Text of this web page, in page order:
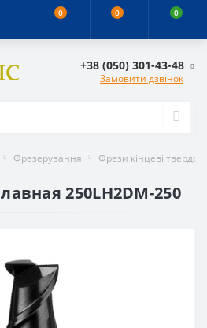
0 0 0
+38 (050) 301-43-48
Замовити дзвінок
Фрезерування Фрези кінцеві
250LH2DM-250